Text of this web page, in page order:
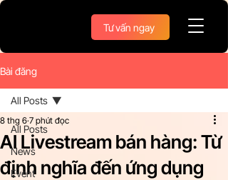
Tư vấn ngay
Bài đăng
All Posts
News
Event
All Posts
AI Livestream bán hàng: Từ
định nghĩa đến ứng dụng
8 thg 6 7 phút đọc